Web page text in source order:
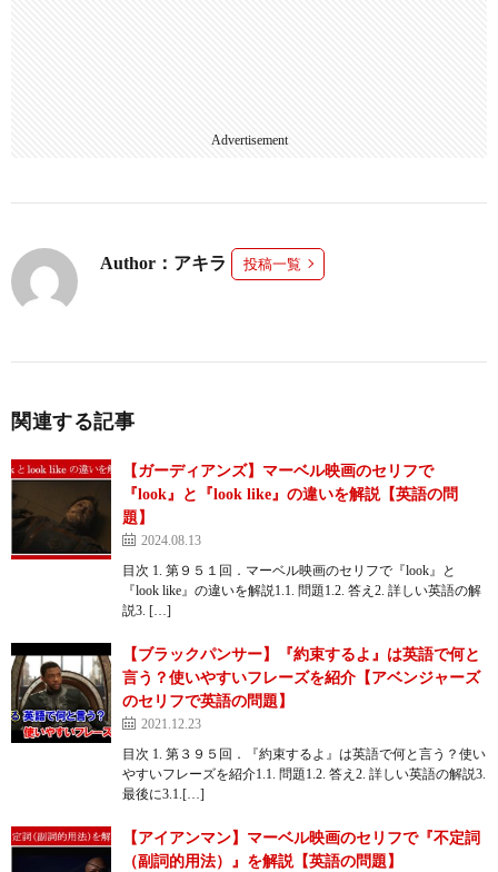
Advertisement
Author：アキラ 投稿一覧
関連する記事
【ガーディアンズ】マーベル映画のセリフで
『look』と『look like』の違いを解説【英語の問
題】
2024.08.13
目次 1. 第９５１回．マーベル映画のセリフで『look』と
『look like』の違いを解説1.1. 問題1.2. 答え2. 詳しい英語の解
説3. […]
【ブラックパンサー】『約束するよ』は英語で何と
言う？使いやすいフレーズを紹介【アベンジャーズ
のセリフで英語の問題】
2021.12.23
目次 1. 第３９５回．『約束するよ』は英語で何と言う？使い
やすいフレーズを紹介1.1. 問題1.2. 答え2. 詳しい英語の解説3.
最後に3.1.[…]
【アイアンマン】マーベル映画のセリフで『不定詞
（副詞的用法）』を解説【英語の問題】